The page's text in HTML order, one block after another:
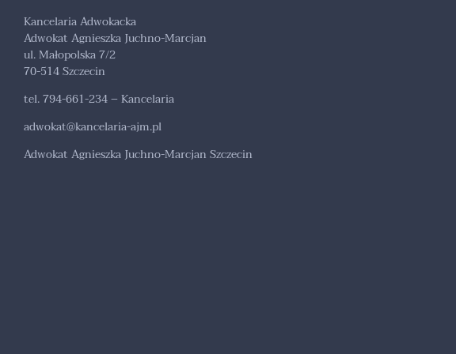
Kancelaria Adwokacka
Adwokat Agnieszka Juchno-Marcjan
ul. Małopolska 7/2
70-514 Szczecin
tel. 794-661-234 – Kancelaria
adwokat@kancelaria-ajm.pl
Adwokat Agnieszka Juchno-Marcjan Szczecin